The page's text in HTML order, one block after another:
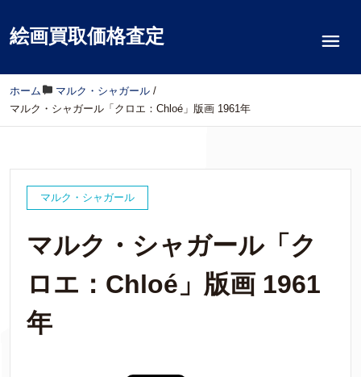
絵画買取価格査定
ホーム / マルク・シャガール /
マルク・シャガール「クロエ：Chloé」版画 1961年
マルク・シャガール
マルク・シャガール「ク
ロエ：Chloé」版画 1961
年